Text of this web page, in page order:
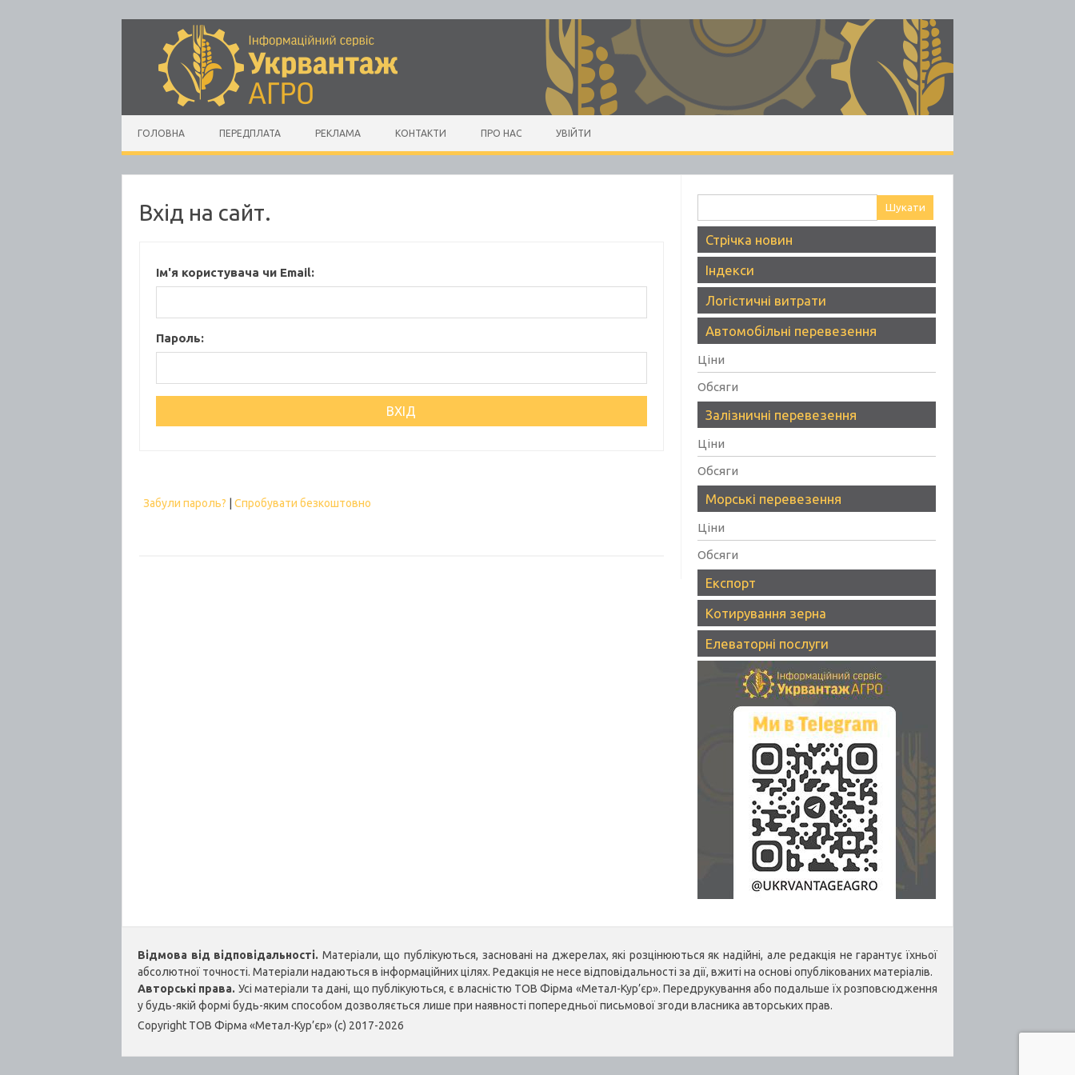
Skip to content
ГОЛОВНА ПЕРЕДПЛАТА РЕКЛАМА КОНТАКТИ ПРО НАС УВІЙТИ
Вхід на сайт.
Ім'я користувача чи Email:
Пароль:
Забули пароль? Спробувати безкоштовно
Стрічка новин
Індекси
Логістичні витрати
Автомобільні перевезення
Ціни
Обсяги
Залізничні перевезення
Ціни
Обсяги
Морські перевезення
Ціни
Обсяги
Експорт
Котирування зерна
Елеваторні послуги
Відмова від відповідальності. Матеріали, що публікуються, засновані на джерелах, які розцінюються як надійні, але редакція не гарантує їхньої
абсолютної точності. Матеріали надаються в інформаційних цілях. Редакція не несе відповідальності за дії, вжиті на основі опублікованих матеріалів.
Авторські права. Усі матеріали та дані, що публікуються, є власністю ТОВ Фірма «Метал-Кур’єр». Передрукування або подальше їх розповсюдження
у будь-якій формі будь-яким способом дозволяється лише при наявності попередньої письмової згоди власника авторських прав.
Copyright ТОВ Фірма «Метал-Кур’єр» (c) 2017-2026